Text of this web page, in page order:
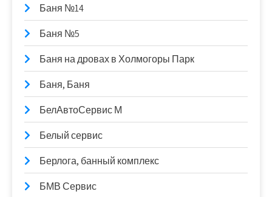
Баня №14
Баня №5
Баня на дровах в Холмогоры Парк
Баня, Баня
БелАвтоСервис М
Белый сервис
Берлога, банный комплекс
БМВ Сервис